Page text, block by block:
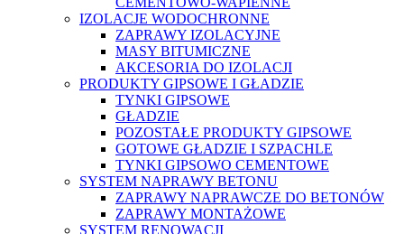
IZOLACJE WODOCHRONNE
ZAPRAWY IZOLACYJNE
MASY BITUMICZNE
AKCESORIA DO IZOLACJI
PRODUKTY GIPSOWE I GŁADZIE
TYNKI GIPSOWE
GŁADZIE
POZOSTAŁE PRODUKTY GIPSOWE
GOTOWE GŁADZIE I SZPACHLE
TYNKI GIPSOWO CEMENTOWE
SYSTEM NAPRAWY BETONU
ZAPRAWY NAPRAWCZE DO BETONÓW
ZAPRAWY MONTAŻOWE
SYSTEM RENOWACJI